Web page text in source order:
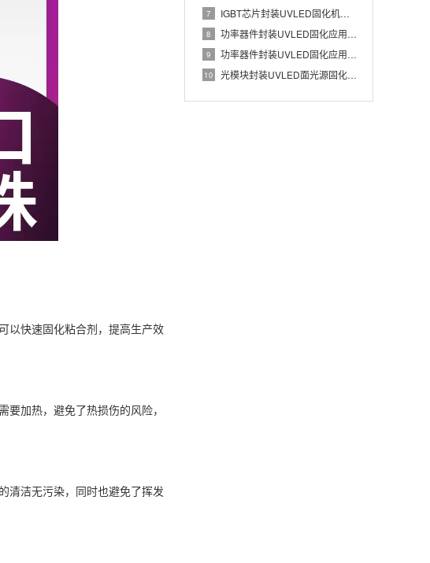
7 IGBT芯片封装UVLED固化机应用（Die Attach胶
8 功率器件封装UVLED固化应用（IGBT芯片与散热基板稳定粘
9 功率器件封装UVLED固化应用有哪些优势？IGBT芯片与散热
10 光模块封装UVLED面光源固化应用（光器件胶水批量快速UV固
以快速固化粘合剂，提高生产效
加热，避免了热损伤的风险，
洁无污染，同时也避免了挥发